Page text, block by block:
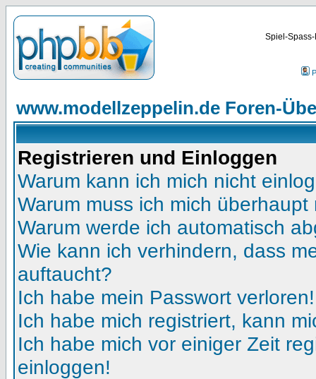
Spiel-
www.modellzeppelin.de Foren-
Registrieren und Einloggen
Warum kann ich mich nicht
Warum muss ich mich überhaupt
Warum werde ich automatisch
Wie kann ich verhindern, dass
auftaucht?
Ich habe mein Passwort verloren!
Ich habe mich registriert, kann
Ich habe mich vor einiger Zeit
einloggen!